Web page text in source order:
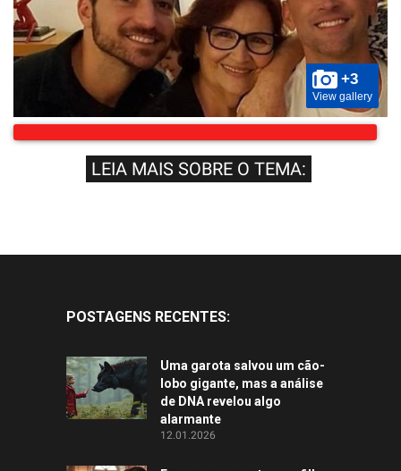
+3
View gallery
LEIA MAIS SOBRE O TEMA:
POSTAGENS RECENTES:
Uma garota salvou um cão-
lobo gigante, mas a análise
de DNA revelou algo
alarmante
12.01.2026